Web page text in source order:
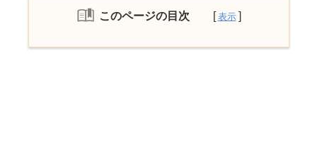
このページの目次
産後の便秘解消にお勧めのコンブチャ